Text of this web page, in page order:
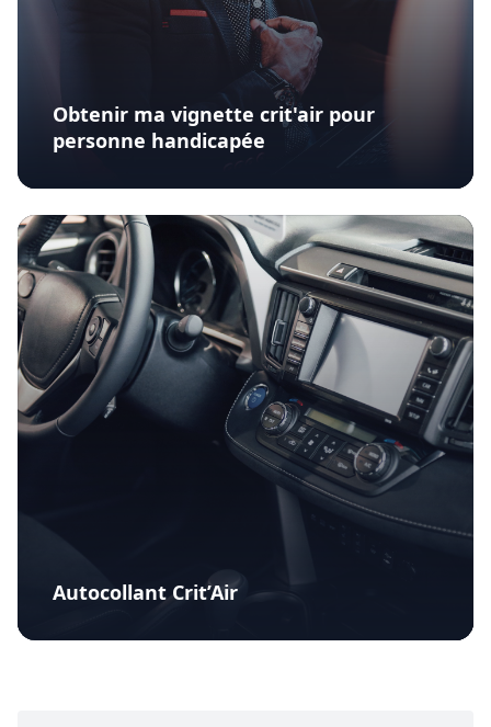
Obtenir ma vignette crit'air pour
personne handicapée
Autocollant Crit’Air